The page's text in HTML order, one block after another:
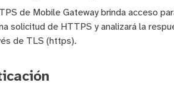
de Mobile Gateway brinda acceso
solicitud de HTTPS y analizará la
de TLS (https).